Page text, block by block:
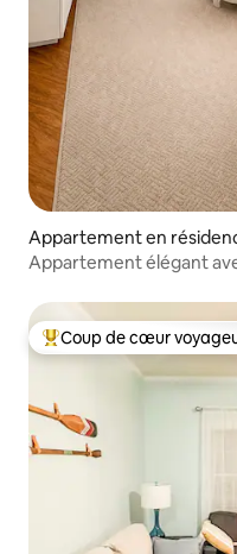
Appartement en
Appartement élégant
Coups de cœur
Coup de cœur